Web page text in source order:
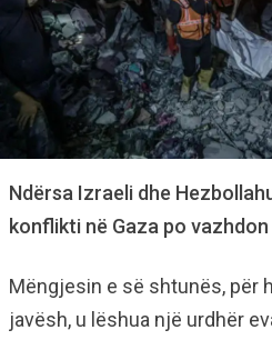
Ndërsa Izraeli dhe
konflikti në Gaza po
Mëngjesin e së shtunës, për
javësh, u lëshua një urdhër